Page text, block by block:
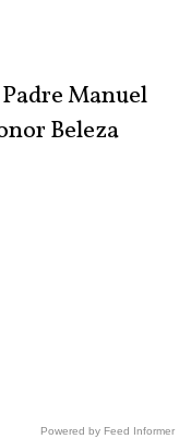
Manuel
Beleza
Powered by Feed Informer